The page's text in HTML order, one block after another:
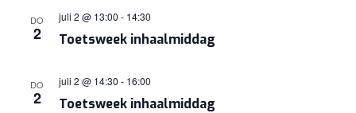
DO
2 Toetsweek inhaalmiddag
juli 2 @ 13:00 - 14:30
DO
2 Toetsweek inhaalmiddag
juli 2 @ 14:30 - 16:00